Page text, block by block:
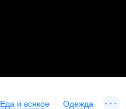
Еда и всякое Одежда ...